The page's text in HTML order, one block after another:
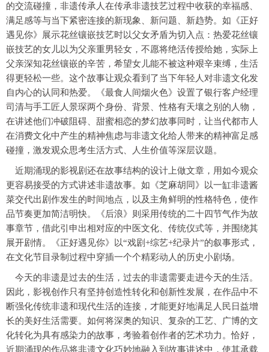
的交流碰撞，非遗传承人在传承非遗技艺过程中收获的幸福感、
满足感等与当下紧密连接的新现象、新问题、新趋势。如《正好
遇见你》展示花丝镶嵌技艺时以父女矛盾为切入点：热爱花丝镶
嵌技艺的女儿以为父亲重男轻女，不愿将绝活传授给她，实际上
父亲深知花丝镶嵌的辛苦，希望女儿能不被这种艰辛束缚，生活
得更轻松一些。这个故事让观众看到了当下年轻人对非遗文化发
自内心的认同和热爱。《最食人间烟火色》设置了银行客户经理
司清与手工匠人景琛两个身份、背景、性格有天壤之别的人物，
在讲述他们冲破阻碍、甜蜜相恋的梦幻故事同时，让当代都市人
在消费文化中产生的精神焦虑与非遗文化给人带来的精神富足感
碰撞，激发观众思考生活方式、人生价值等深层议题。
近期涌现的影视剧还在故事结构的设计上做文章，用如今观众
更容易接受的方式讲述非遗故事。如《芝麻胡同》以一缸非遗酱
菜交代出剧作发生的时间地点，以及主角鲜明的性格特色，使作
品节奏更加简洁明快。《后浪》则采用传统的二十四节气作为故
事章节，借此引申出相对应的中医文化、传统仪式等，并围绕其
展开剧情。《正好遇见你》以“戏剧+综艺+纪录片”的叙事形式，
在文化节目录制过程中穿插一个个精彩动人的历史小剧场。
今天的非遗是过去的生活，过去的非遗需要走进今天的生活。
因此，影视创作只有坚持创造性转化和创新性发展，在作品中不
断强化传统非遗和现代生活的连接，才能更好地满足人民日益增
长的美好生活需要。如何将深奥的知识、复杂的工艺、广博的文
化转化为具有感染力的故事，考验着创作者的艺术功力。恰好，
近期涌现的作品将非遗文化巧妙地融入到故事讲述中，使其承载